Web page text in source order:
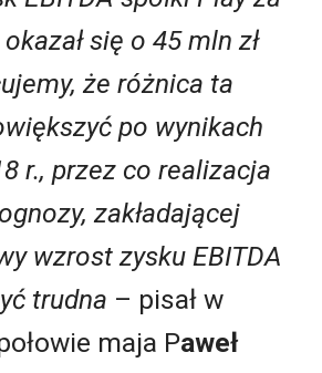
się o 45 mln zł
że różnica ta
po wynikach
r., przez co realizacja
zakładającej
wzrost zysku EBITDA
trudna – pisał w
maja Paweł